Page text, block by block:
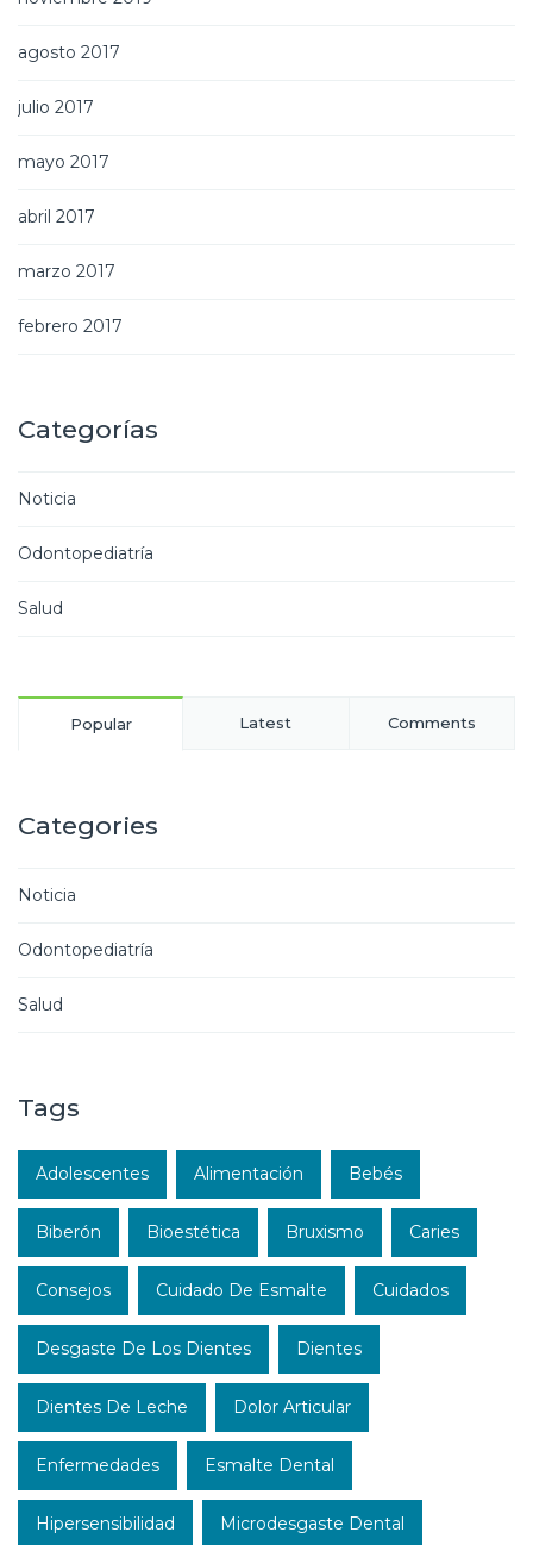
agosto 2017
julio 2017
mayo 2017
abril 2017
marzo 2017
febrero 2017
Categorías
Noticia
Odontopediatría
Salud
Popular Latest Comments
Categories
Noticia
Odontopediatría
Salud
Tags
Adolescentes Alimentación Bebés
Biberón Bioestética Bruxismo Caries
Consejos Cuidado De Esmalte Cuidados
Desgaste De Los Dientes Dientes
Dientes De Leche Dolor Articular
Enfermedades Esmalte Dental
Hipersensibilidad Microdesgaste Dental